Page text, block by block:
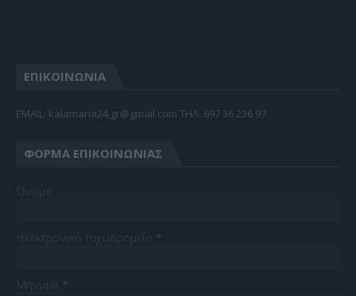
ΕΠΙΚΟΙΝΩΝΙΑ
EMAIL: kalamaria24.gr@gmail.com TΗΛ: 697 36 236 97
ΦΌΡΜΑ ΕΠΙΚΟΙΝΩΝΊΑΣ